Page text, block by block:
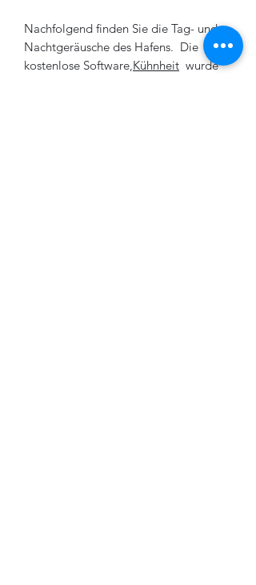
Nachfolgend finden Sie die Tag- und
Nachtgeräusche des Hafens. Die
kostenlose Software, Kühnheit wurde